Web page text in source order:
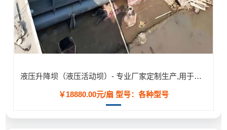
液压升降坝（液压活动坝）- 专业厂家定制生产,用于河道/防汛工程
￥18880.00元/扇 型号：各种型号